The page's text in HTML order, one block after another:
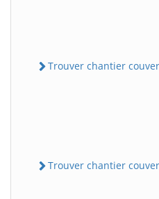
Trouver chantier
Trouver chantier